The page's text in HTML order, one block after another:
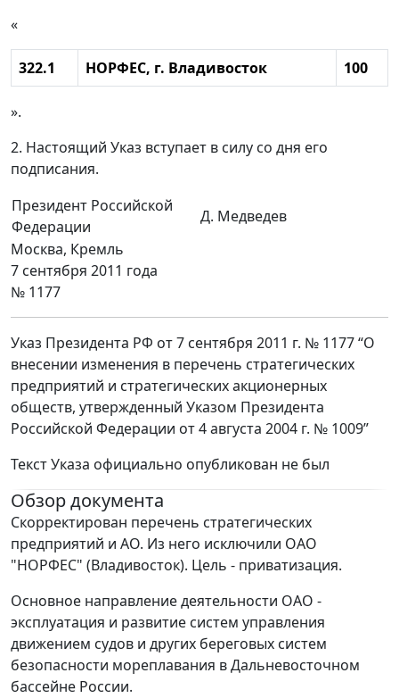
«
322.1 НОРФЕС, г. Владивосток 100
».
2. Настоящий Указ вступает в силу со дня его
подписания.
Президент Российской
Федерации
Д. Медведев
Москва, Кремль
7 сентября 2011 года
№ 1177
Указ Президента РФ от 7 сентября 2011 г. № 1177 “О
внесении изменения в перечень стратегических
предприятий и стратегических акционерных
обществ, утвержденный Указом Президента
Российской Федерации от 4 августа 2004 г. № 1009”
Текст Указа официально опубликован не был
Обзор документа
Скорректирован перечень стратегических
предприятий и АО. Из него исключили ОАО
"НОРФЕС" (Владивосток). Цель - приватизация.
Основное направление деятельности ОАО -
эксплуатация и развитие систем управления
движением судов и других береговых систем
безопасности мореплавания в Дальневосточном
бассейне России.